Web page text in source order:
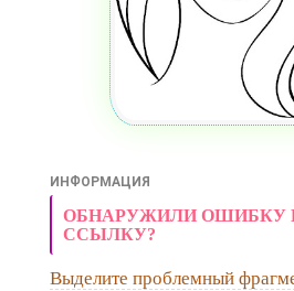
ИНФОРМАЦИЯ
ОБНАРУЖИЛИ ОШИБКУ
ССЫЛКУ?
Выделите проблемный